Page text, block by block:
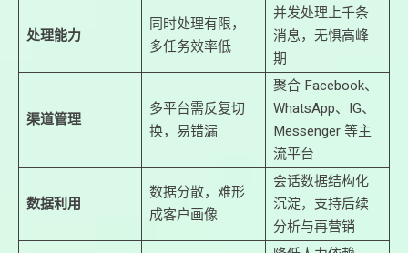
处理能力
同时处理有限，
多任务效率低
并发处理上千条
消息，无惧高峰
期
渠道管理
多平台需反复切
换，易错漏
聚合 Facebook、
WhatsApp、IG、
Messenger 等主
流平台
数据利用
数据分散，难形
成客户画像
会话数据结构化
沉淀，支持后续
分析与再营销